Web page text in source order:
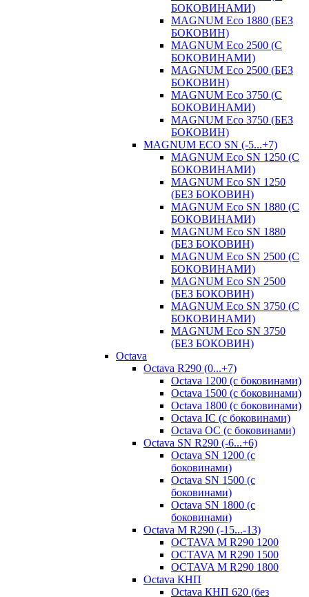
БОКОВИНАМИ)
MAGNUM Eco 1880 (БЕЗ
БОКОВИН)
MAGNUM Eco 2500 (С
БОКОВИНАМИ)
MAGNUM Eco 2500 (БЕЗ
БОКОВИН)
MAGNUM Eco 3750 (С
БОКОВИНАМИ)
MAGNUM Eco 3750 (БЕЗ
БОКОВИН)
MAGNUM ECO SN (-5...+7)
MAGNUM Eco SN 1250 (С
БОКОВИНАМИ)
MAGNUM Eco SN 1250
(БЕЗ БОКОВИН)
MAGNUM Eco SN 1880 (С
БОКОВИНАМИ)
MAGNUM Eco SN 1880
(БЕЗ БОКОВИН)
MAGNUM Eco SN 2500 (С
БОКОВИНАМИ)
MAGNUM Eco SN 2500
(БЕЗ БОКОВИН)
MAGNUM Eco SN 3750 (С
БОКОВИНАМИ)
MAGNUM Eco SN 3750
(БЕЗ БОКОВИН)
Octava
Octava R290 (0...+7)
Octava 1200 (с боковинами)
Octava 1500 (с боковинами)
Octava 1800 (с боковинами)
Octava IC (с боковинами)
Octava OC (с боковинами)
Octava SN R290 (-6...+6)
Octava SN 1200 (с
боковинами)
Octava SN 1500 (с
боковинами)
Octava SN 1800 (с
боковинами)
Octava M R290 (-15...-13)
OCTAVA M R290 1200
OCTAVA M R290 1500
OCTAVA M R290 1800
Octava КНП
Octava КНП 620 (без